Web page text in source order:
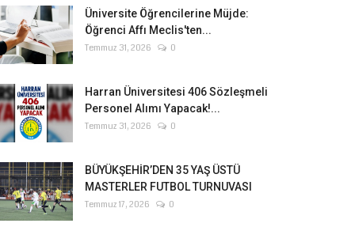
Üniversite Öğrencilerine Müjde:
Öğrenci Affı Meclis'ten...
Temmuz 31, 2026 0
Harran Üniversitesi 406 Sözleşmeli
Personel Alımı Yapacak!...
Temmuz 31, 2026 0
BÜYÜKŞEHİR’DEN 35 YAŞ ÜSTÜ
MASTERLER FUTBOL TURNUVASI
Temmuz 17, 2026 0